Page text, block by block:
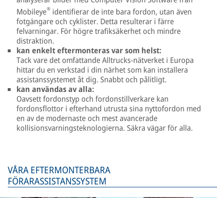
Mobileye® identifierar de inte bara fordon, utan även
fotgängare och cyklister. Detta resulterar i färre
felvarningar. För högre trafiksäkerhet och mindre
distraktion.
kan enkelt eftermonteras var som helst:
Tack vare det omfattande Alltrucks-nätverket i Europa
hittar du en verkstad i din närhet som kan installera
assistanssystemet åt dig. Snabbt och pålitligt.
kan användas av alla:
Oavsett fordonstyp och fordonstillverkare kan
fordonsflottor i efterhand utrusta sina nyttofordon med
en av de modernaste och mest avancerade
kollisionsvarningsteknologierna. Säkra vägar för alla.
VÅRA EFTERMONTERBARA
FÖRARASSISTANSSYSTEM